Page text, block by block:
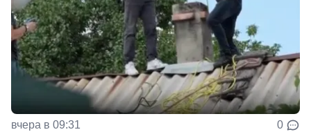
вчера в 09:31 0